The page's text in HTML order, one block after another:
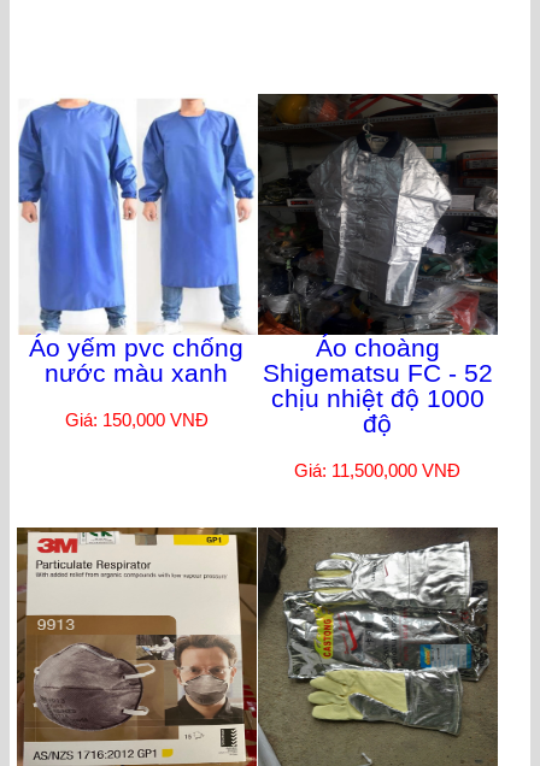
Áo yếm pvc chống
nước màu xanh
Giá: 150,000 VNĐ
Áo choàng
Shigematsu FC - 52
chịu nhiệt độ 1000
độ
Giá: 11,500,000 VNĐ